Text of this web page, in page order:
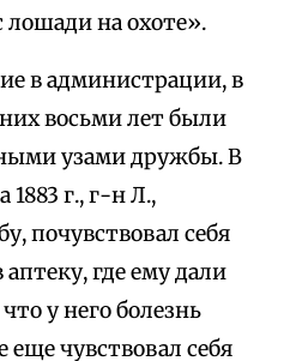
лошади на охоте».
в администрации, в
восьми лет были
узами дружбы. В
1883 г., г-н Л.,
почувствовал себя
где ему дали
у него болезнь
еще чувствовал себя